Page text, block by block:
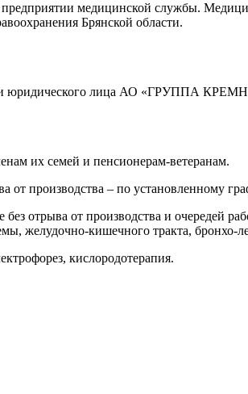
медицинской службы.
Брянской области.
юридического лица АО «ГРУППА
их семей и пенсионерам-ветеранам.
от производства – по установленному
отрыва от производства и очередей
желудочно-кишечного тракта, бронхо-
кислородотерапия.